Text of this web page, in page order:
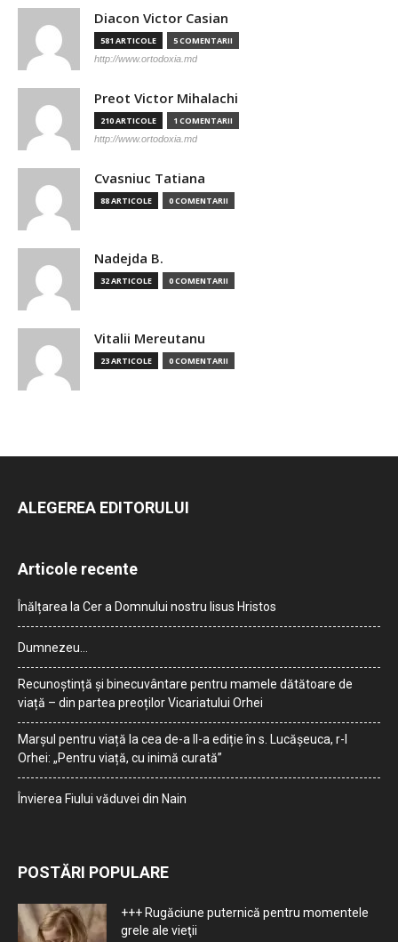
Diacon Victor Casian
581 ARTICOLE 5 COMENTARII
http://www.ortodoxia.md
Preot Victor Mihalachi
210 ARTICOLE 1 COMENTARII
http://www.ortodoxia.md
Cvasniuc Tatiana
88 ARTICOLE 0 COMENTARII
Nadejda B.
32 ARTICOLE 0 COMENTARII
Vitalii Mereutanu
23 ARTICOLE 0 COMENTARII
ALEGEREA EDITORULUI
Articole recente
Înălțarea la Cer a Domnului nostru Iisus Hristos
Dumnezeu…
Recunoștință și binecuvântare pentru mamele dătătoare de
viață – din partea preoților Vicariatului Orhei
Marșul pentru viață la cea de-a II-a ediție în s. Lucășeuca, r-l
Orhei: „Pentru viață, cu inimă curată”
Învierea Fiului văduvei din Nain
POSTĂRI POPULARE
+++ Rugăciune puternică pentru momentele
grele ale vieţii